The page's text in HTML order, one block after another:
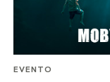
EVENTO